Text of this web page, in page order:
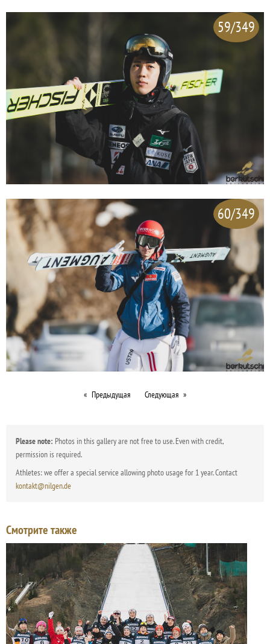
59/349
60/349
Предыдущая Следующая
Please note: Photos in this gallery are not free to use. Even with credit,
permission is required.
Athletes: we offer a special service allowing photo usage for 1 year. Contact
kontakt@nilgen.de
Смотрите также